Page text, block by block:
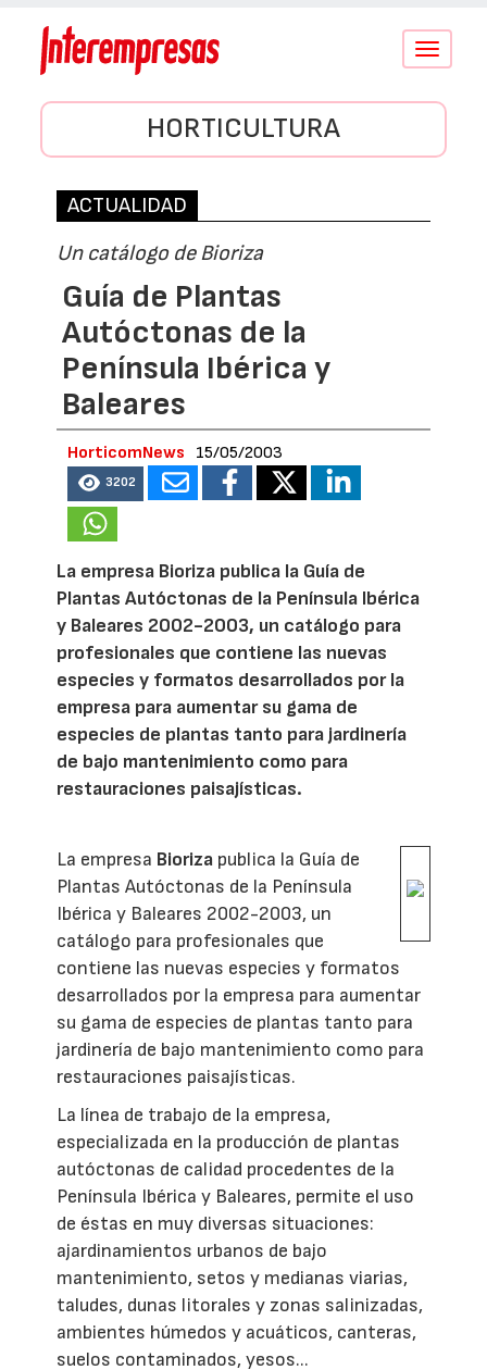
Conmutar
HORTICULTURA
ACTUALIDAD
Un catálogo de Bioriza
Guía de Plantas
Autóctonas de la
Península Ibérica y
Baleares
HorticomNews 15/05/2003
3202
La empresa Bioriza publica la Guía de
Plantas Autóctonas de la Península Ibérica
y Baleares 2002-2003, un catálogo para
profesionales que contiene las nuevas
especies y formatos desarrollados por la
empresa para aumentar su gama de
especies de plantas tanto para jardinería
de bajo mantenimiento como para
restauraciones paisajísticas.
La empresa Bioriza publica la Guía de
Plantas Autóctonas de la Península
Ibérica y Baleares 2002-2003, un
catálogo para profesionales que
contiene las nuevas especies y formatos
desarrollados por la empresa para aumentar
su gama de especies de plantas tanto para
jardinería de bajo mantenimiento como para
restauraciones paisajísticas.
La línea de trabajo de la empresa,
especializada en la producción de plantas
autóctonas de calidad procedentes de la
Península Ibérica y Baleares, permite el uso
de éstas en muy diversas situaciones:
ajardinamientos urbanos de bajo
mantenimiento, setos y medianas viarias,
taludes, dunas litorales y zonas salinizadas,
ambientes húmedos y acuáticos, canteras,
suelos contaminados, yesos...